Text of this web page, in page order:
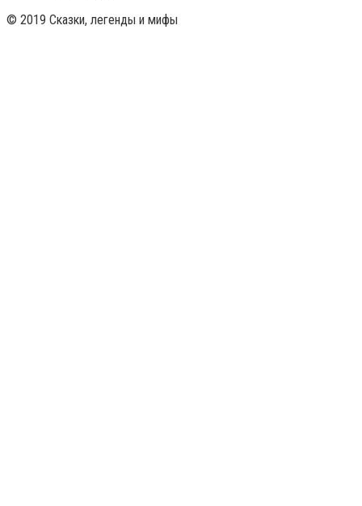
© 2019 Сказки, легенды и мифы